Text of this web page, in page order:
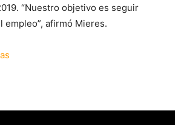
“Nuestro objetivo es seguir
empleo”, afirmó Mieres.